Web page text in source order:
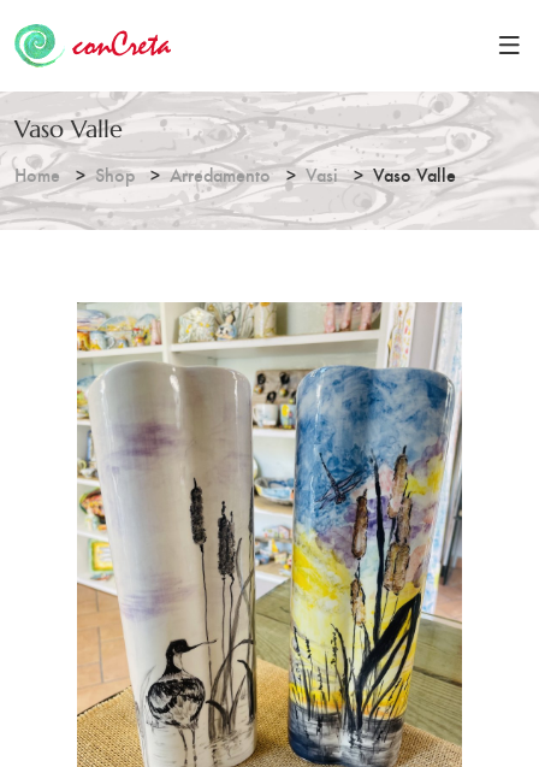
Vaso Valle
Home Shop Arredamento Vasi Vaso Valle